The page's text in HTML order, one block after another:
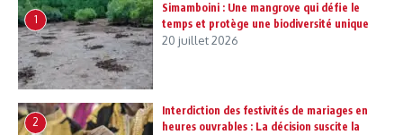
1
Simamboini : Une mangrove qui défie le
temps et protège une biodiversité unique
20 juillet 2026
2
Interdiction des festivités de mariages en
heures ouvrables : La décision suscite la